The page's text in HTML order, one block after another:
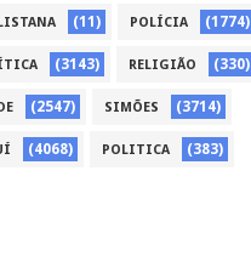
(11) POLÍCIA (1774)
(3143) RELIGIÃO (330)
(2547) SIMÕES (3714)
(4068) POLITICA (383)